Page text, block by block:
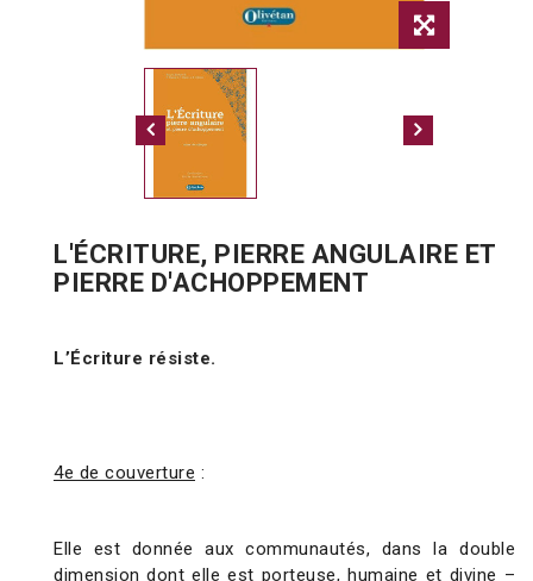
L'ÉCRITURE, PIERRE ANGULAIRE ET
PIERRE D'ACHOPPEMENT
L’Écriture résiste.
4e de couverture :
Elle est donnée aux communautés, dans la double
dimension dont elle est porteuse, humaine et divine –